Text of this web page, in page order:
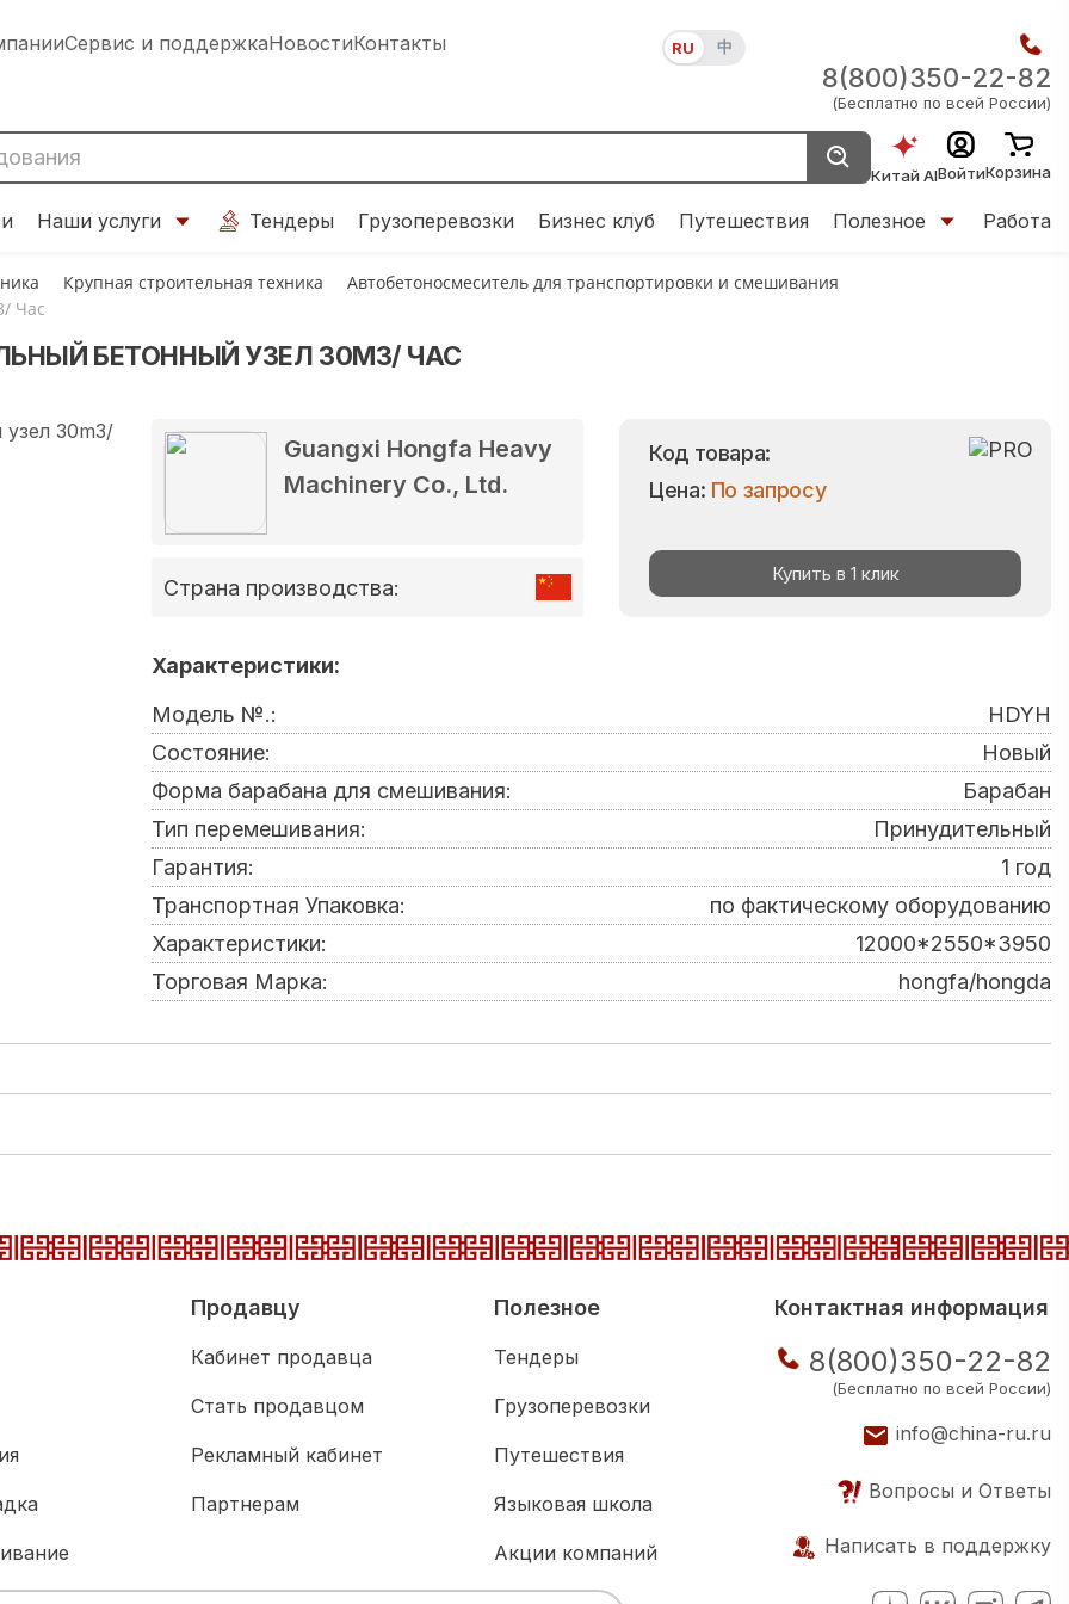
Сервис и поддержкаНовостиКонтакты RU 中
8(800)350-22-82
(Бесплатно по всей России)
Китай AIВойтиКорзина
Наши услуги Тендеры Грузоперевозки Бизнес клуб Путешествия Полезное Работа
Крупная строительная техника
Автобетоносмеситель для транспортировки и смешивания
Час
БЕТОННЫЙ УЗЕЛ 30M3/ ЧАС
Guangxi Hongfa Heavy
Machinery Co., Ltd.
Страна производства:
Код товара:
Цена: По запросу
Купить в 1 клик
Характеристики:
Модель №.:
HDYH
Состояние:
Новый
Форма барабана для смешивания:
Барабан
Тип перемешивания:
Принудительный
Гарантия:
1 год
Транспортная Упаковка:
по фактическому оборудованию
Характеристики:
12000*2550*3950
Торговая Марка:
hongfa/hongda
Продавцу
Кабинет продавца
Стать продавцом
Рекламный кабинет
Партнерам
Полезное
Тендеры
Грузоперевозки
Путешествия
Языковая школа
Акции компаний
Контактная информация
8(800)350-22-82
(Бесплатно по всей России)
info@china-ru.ru
Вопросы и Ответы
Написать в поддержку